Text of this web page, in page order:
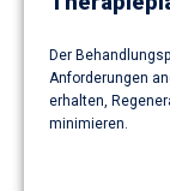
Der
Anforderungen
erhalten,
minimieren.